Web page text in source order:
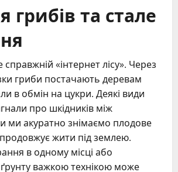
грибів та стале
«інтернет лісу». Через
гриби постачають деревам
в обмін на цукри. Деякі види
про шкідників між
ми акуратно знімаємо плодове
продовжує жити під землею.
в одному місці або
важкою технікою може